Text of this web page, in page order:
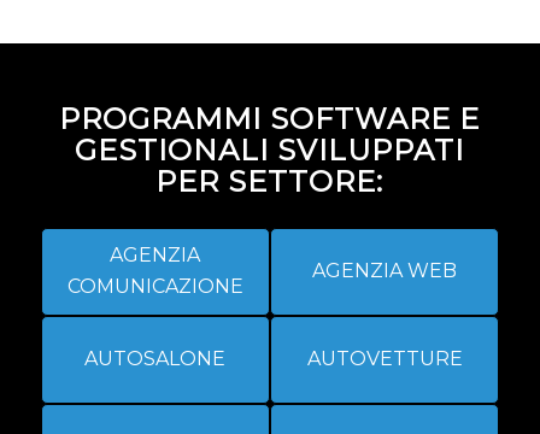
PROGRAMMI SOFTWARE E
GESTIONALI SVILUPPATI
PER SETTORE:
AGENZIA
COMUNICAZIONE
AGENZIA WEB
AUTOSALONE AUTOVETTURE